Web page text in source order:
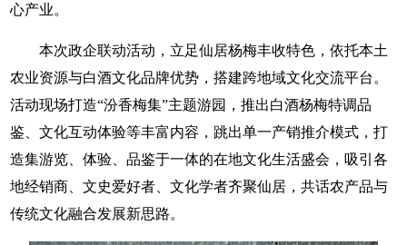
心产业。
本次政企联动活动，立足仙居杨梅丰收特色，依托本土
农业资源与白酒文化品牌优势，搭建跨地域文化交流平台。
活动现场打造“汾香梅集”主题游园，推出白酒杨梅特调品
鉴、文化互动体验等丰富内容，跳出单一产销推介模式，打
造集游览、体验、品鉴于一体的在地文化生活盛会，吸引各
地经销商、文史爱好者、文化学者齐聚仙居，共话农产品与
传统文化融合发展新思路。